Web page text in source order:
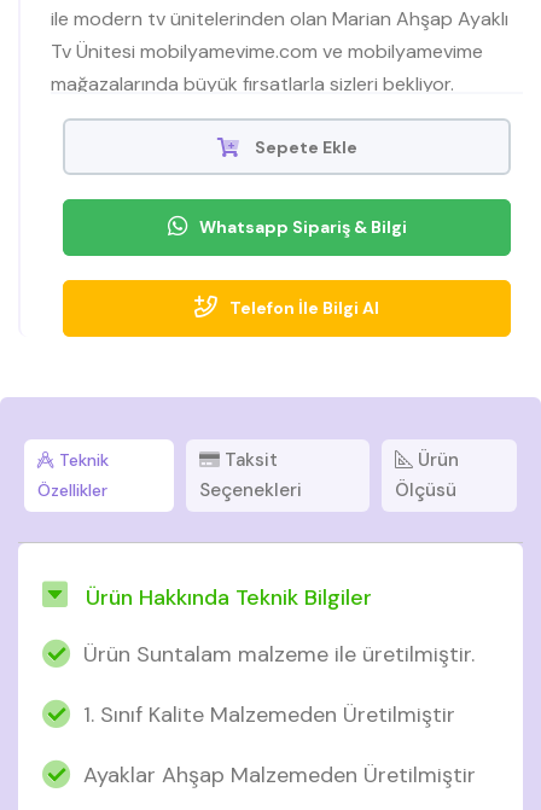
ile modern tv ünitelerinden olan Marian Ahşap Ayaklı
Tv Ünitesi mobilyamevime.com ve mobilyamevime
mağazalarında büyük fırsatlarla sizleri bekliyor.
Sepete Ekle
Whatsapp Sipariş & Bilgi
Telefon İle Bilgi Al
Teknik
Özellikler
Taksit
Seçenekleri
Ürün
Ölçüsü
Ürün Hakkında Teknik Bilgiler
Ürün Suntalam malzeme ile üretilmiştir.
1. Sınıf Kalite Malzemeden Üretilmiştir
Ayaklar Ahşap Malzemeden Üretilmiştir